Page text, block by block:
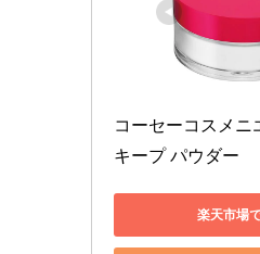
コーセーコスメニ
キープ パウダー
楽天市場